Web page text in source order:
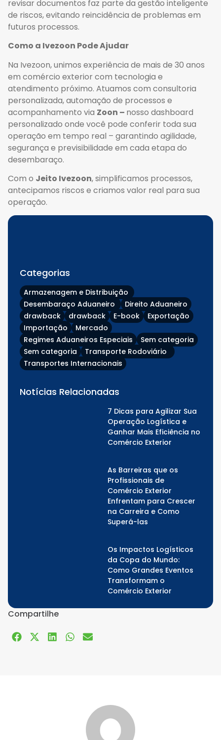
revisar documentos faz parte da gestão inteligente
de riscos, evitando reincidência de problemas em
futuros processos.
Como a Ivezoon Pode Ajudar
Na Ivezoon, unimos experiência de mais de 30 anos
em comércio exterior com tecnologia e
atendimento próximo. Atuamos com consultoria
personalizada, automação de processos e
acompanhamento via Zoon – nosso dashboard
personalizado onde você pode conferir toda sua
operação em tempo real – garantindo agilidade,
segurança e previsibilidade em cada etapa do
desembaraço.
Com o Jeito Ivezoon, simplificamos processos,
antecipamos riscos e criamos valor real para sua
operação.
Categorias
Armazenagem e Distribuição
Desembaraço Aduaneiro
Direito Aduaneiro
drawback
drawback E-book
Exportação
Importação
Mercado
Regimes Aduaneiros Especiais
Sem categoria
Sem categoria
Transporte Rodoviário
Transportes Internacionais
Notícias Relacionadas
7 Dicas para Agilizar Sua
Operação Logística e
Ganhar Mais Eficiência no
Comércio Exterior
As Barreiras que os
Profissionais de
Comércio Exterior
Enfrentam para Crescer
na Carreira e Como
Superá-las
Os Impactos Logísticos
da Copa do Mundo:
Como Grandes Eventos
Transformam o
Comércio Exterior
Compartilhe